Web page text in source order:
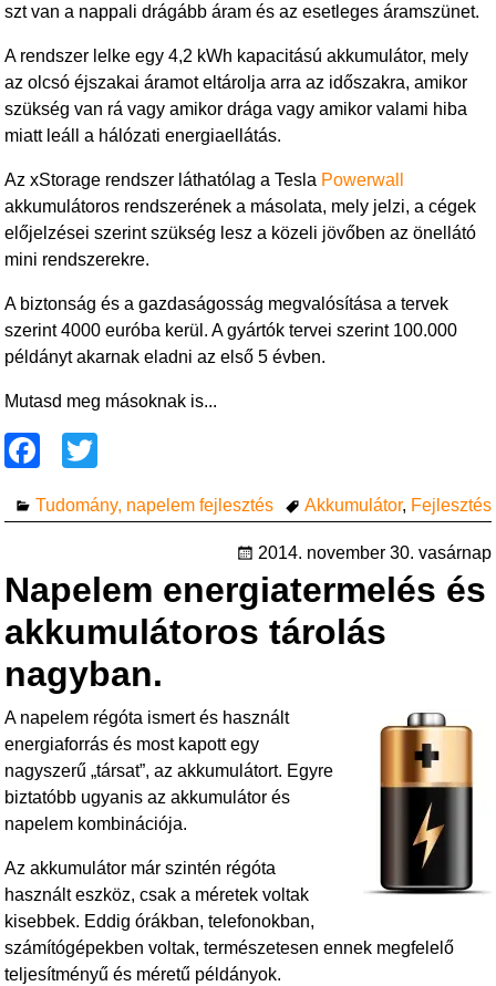
szt van a nappali drágább áram és az esetleges áramszünet.
A rendszer lelke egy 4,2 kWh kapacitású akkumulátor, mely
az olcsó éjszakai áramot eltárolja arra az időszakra, amikor
szükség van rá vagy amikor drága vagy amikor valami hiba
miatt leáll a hálózati energiaellátás.
Az xStorage rendszer láthatólag a Tesla Powerwall
akkumulátoros rendszerének a másolata, mely jelzi, a cégek
előjelzései szerint szükség lesz a közeli jövőben az önellátó
mini rendszerekre.
A biztonság és a gazdaságosság megvalósítása a tervek
szerint 4000 euróba kerül. A gyártók tervei szerint 100.000
példányt akarnak eladni az első 5 évben.
Mutasd meg másoknak is...
c
b
o
o
k
tt
Tudomány, napelem fejlesztés Akkumulátor, Fejlesztés
2014. november 30. vasárnap
Napelem energiatermelés és
akkumulátoros tárolás
nagyban.
A napelem régóta ismert és használt
energiaforrás és most kapott egy
nagyszerű „társat”, az akkumulátort. Egyre
biztatóbb ugyanis az akkumulátor és
napelem kombinációja.
Az akkumulátor már szintén régóta
használt eszköz, csak a méretek voltak
kisebbek. Eddig órákban, telefonokban,
számítógépekben voltak, természetesen ennek megfelelő
teljesítményű és méretű példányok.